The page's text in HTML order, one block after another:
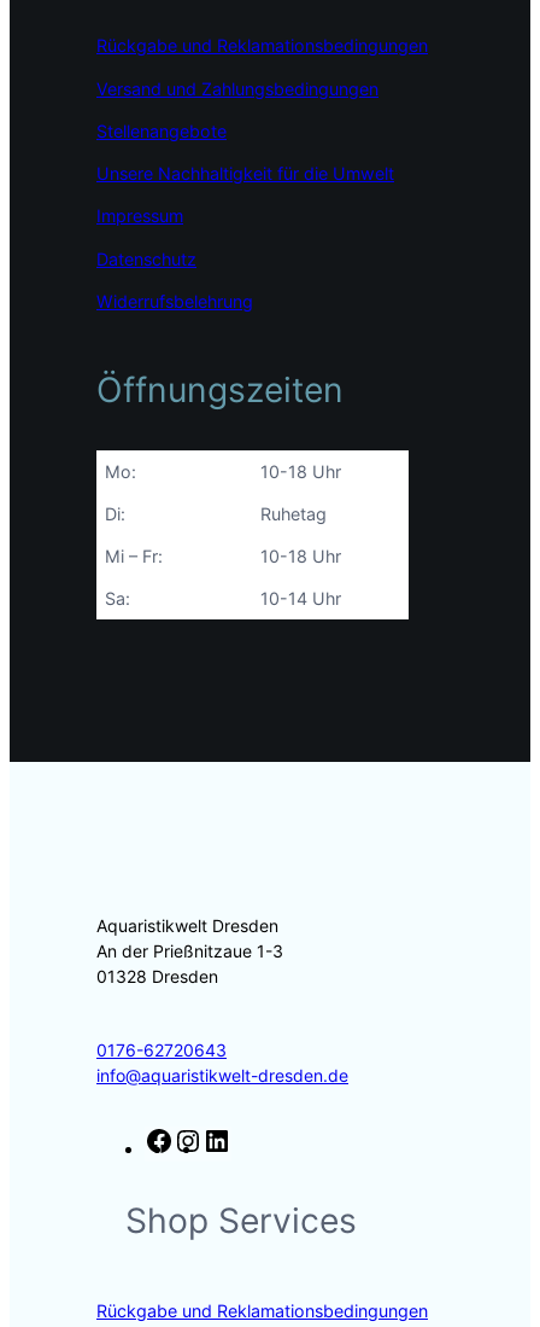
k
a
n
Rückgabe und Reklamationsbedingungen
Versand und Zahlungsbedingungen
Stellenangebote
Unsere Nachhaltigkeit für die Umwelt
Impressum
Datenschutz
Widerrufsbelehrung
Öffnungszeiten
Mo: 10-18 Uhr
Di: Ruhetag
Mi – Fr: 10-18 Uhr
Sa: 10-14 Uhr
Aquaristikwelt Dresden
An der Prießnitzaue 1-3
01328 Dresden
0176-62720643
info@aquaristikwelt-dresden.de
F
e
b
k
t
a
a
k
e
n
Shop Services
Rückgabe und Reklamationsbedingungen